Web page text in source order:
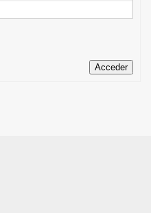
Acceder